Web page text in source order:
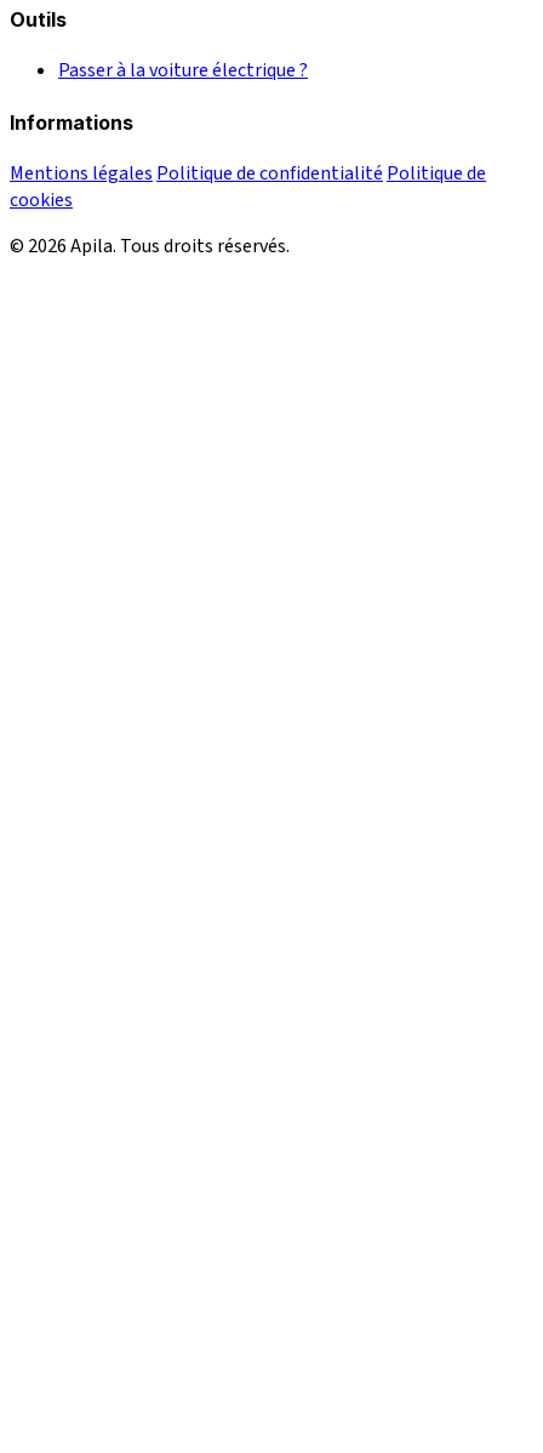
Outils
Passer à la voiture électrique ?
Informations
Mentions légales Politique de confidentialité Politique de
cookies
© 2026 Apila. Tous droits réservés.